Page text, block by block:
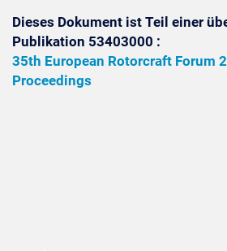
Dieses Dokument ist Teil einer
Publikation 53403000 :
35th European Rotorcraft Forum
Proceedings